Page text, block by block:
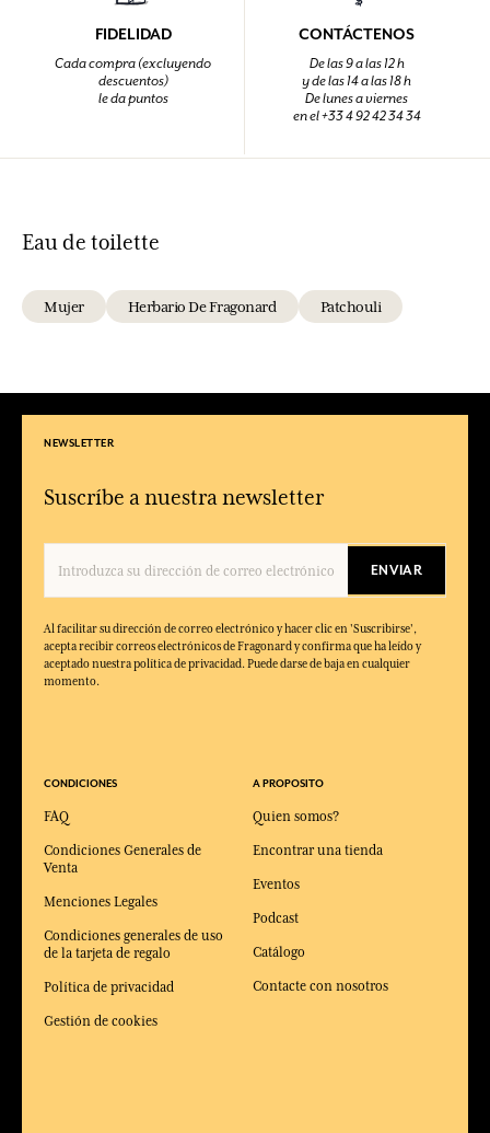
FIDELIDAD
Cada compra (excluyendo
descuentos)
le da puntos
CONTÁCTENOS
De las 9 a las 12 h
y de las 14 a las 18 h
De lunes a viernes
en el +33 4 92 42 34 34
Eau de toilette
Mujer Herbario De Fragonard Patchouli
NEWSLETTER
Suscríbe a nuestra newsletter
ENVIAR
Al facilitar su dirección de correo electrónico y hacer clic en 'Suscribirse',
acepta recibir correos electrónicos de Fragonard y confirma que ha leído y
aceptado nuestra política de privacidad. Puede darse de baja en cualquier
momento.
CONDICIONES
FAQ
Condiciones Generales de
Venta
Menciones Legales
Condiciones generales de uso
de la tarjeta de regalo
Política de privacidad
Gestión de cookies
A PROPOSITO
Quien somos?
Encontrar una tienda
Eventos
Podcast
Catálogo
Contacte con nosotros